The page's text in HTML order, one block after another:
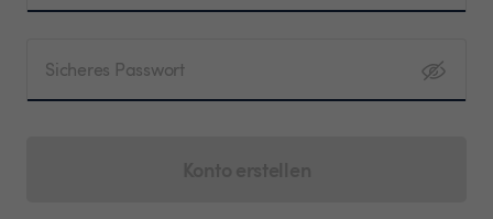
Sicheres Passwort